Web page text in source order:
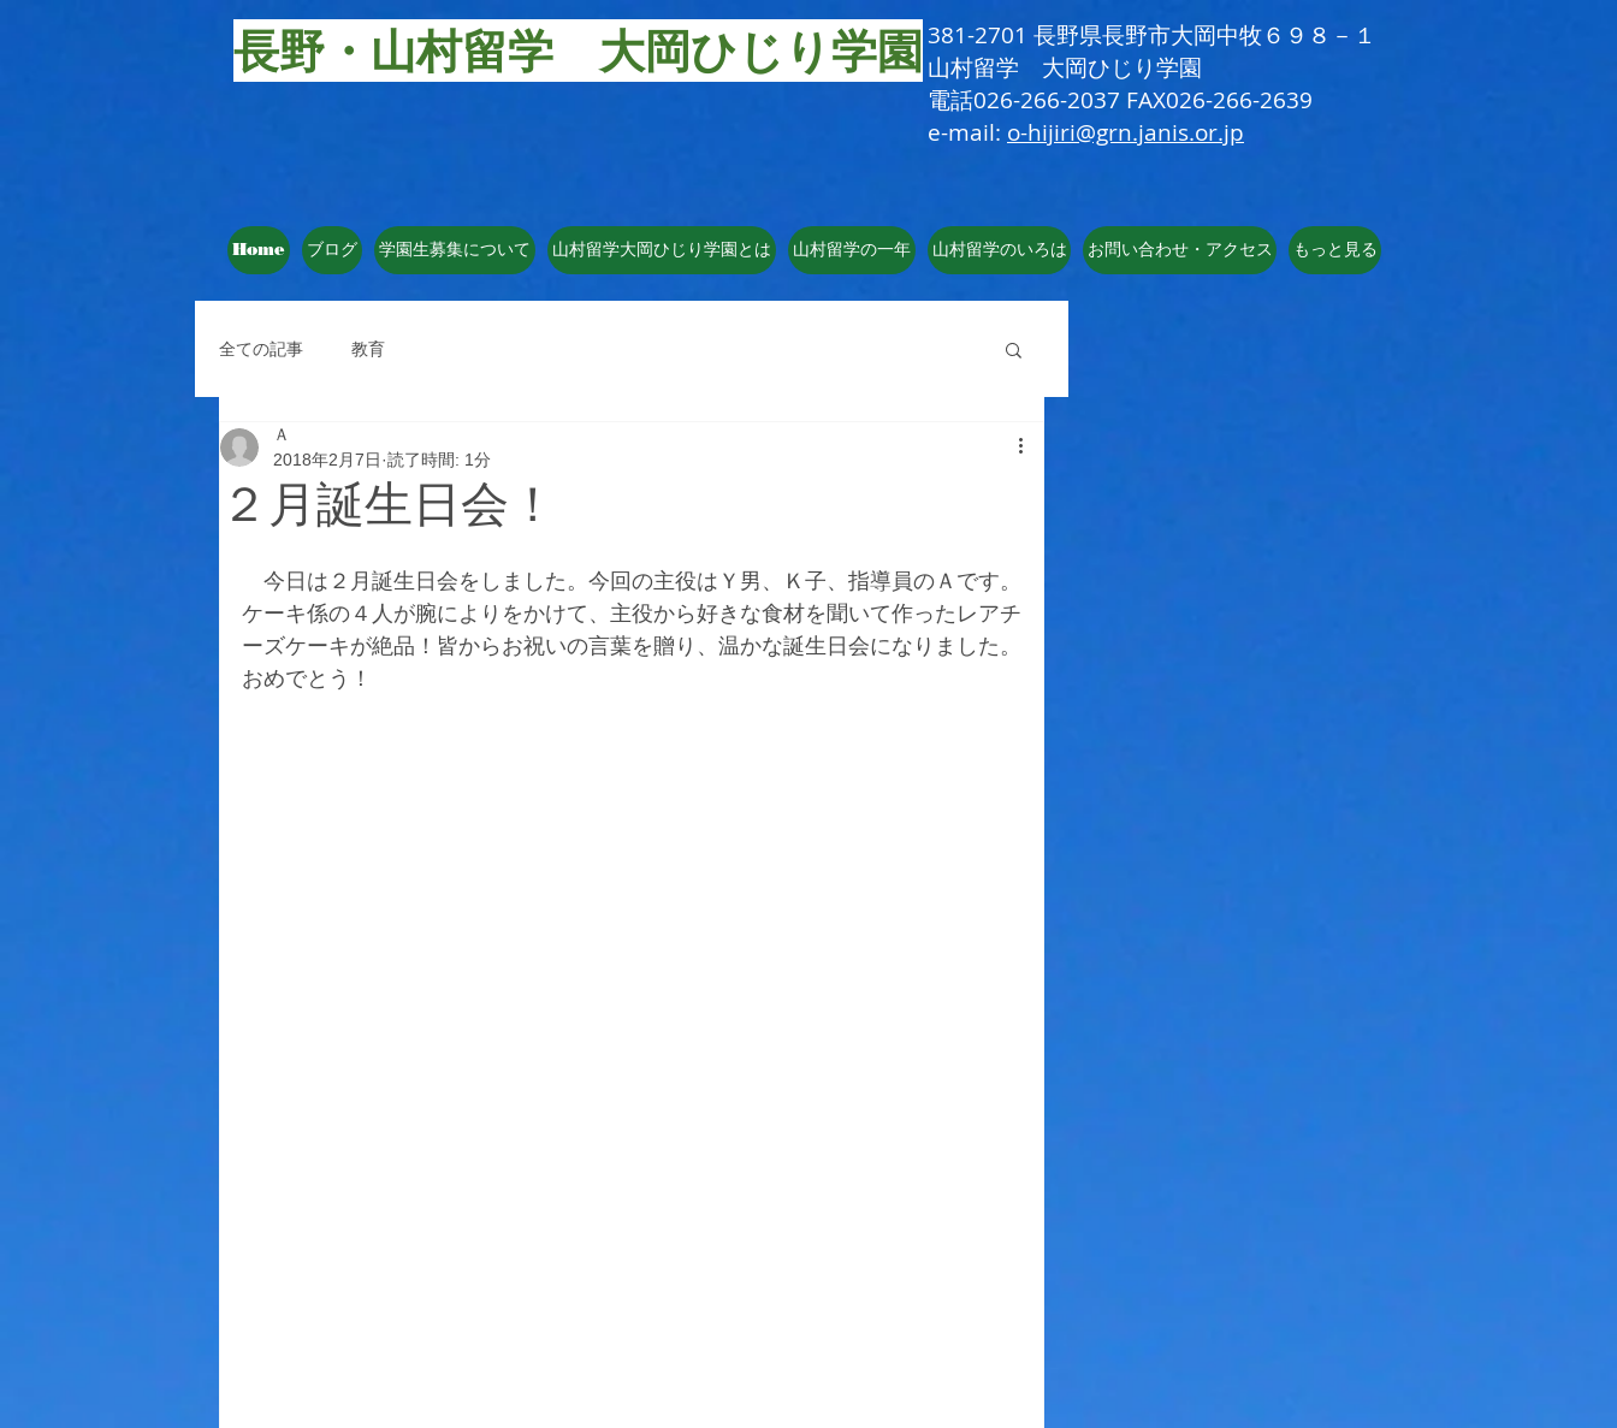
長野・山村留学 大岡ひじり学園381-2701 長野県長野市大岡中牧６９８－１
​山村留学 大岡ひじり学園
電話026-266-2037 FAX026-266-2639
e-mail: o-hijiri@grn.janis.or.jp
Home ブログ 学園生募集について 山村留学大岡ひじり学園とは 山村留学の一年 山村留学のいろは お問い合わせ・アクセス もっと見る
全ての記事 教育
２月誕生日会！
Ａ
2018年2月7日 読了時間: 1分
今日は２月誕生日会をしました。今回の主役はＹ男、Ｋ子、指導員のＡです。
ケーキ係の４人が腕によりをかけて、主役から好きな食材を聞いて作ったレアチ
ーズケーキが絶品！皆からお祝いの言葉を贈り、温かな誕生日会になりました。
おめでとう！